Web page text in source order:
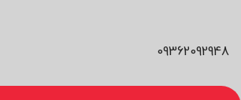
09362092948